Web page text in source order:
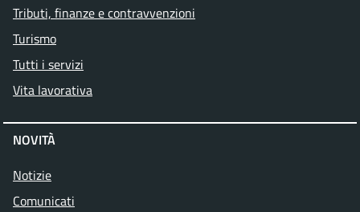
Tributi, finanze e contravvenzioni
Turismo
Tutti i servizi
Vita lavorativa
NOVITÀ
Notizie
Comunicati